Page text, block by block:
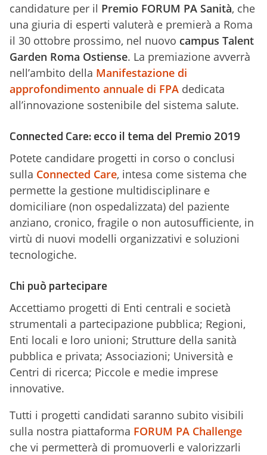
candidature per il Premio FORUM PA Sanità, che
una giuria di esperti valuterà e premierà a Roma
il 30 ottobre prossimo, nel nuovo campus Talent
Garden Roma Ostiense. La premiazione avverrà
nell’ambito della Manifestazione di
approfondimento annuale di FPA dedicata
all’innovazione sostenibile del sistema salute.
Connected Care: ecco il tema del Premio 2019
Potete candidare progetti in corso o conclusi
sulla Connected Care, intesa come sistema che
permette la gestione multidisciplinare e
domiciliare (non ospedalizzata) del paziente
anziano, cronico, fragile o non autosufficiente, in
virtù di nuovi modelli organizzativi e soluzioni
tecnologiche.
Chi può partecipare
Accettiamo progetti di Enti centrali e società
strumentali a partecipazione pubblica; Regioni,
Enti locali e loro unioni; Strutture della sanità
pubblica e privata; Associazioni; Università e
Centri di ricerca; Piccole e medie imprese
innovative.
Tutti i progetti candidati saranno subito visibili
sulla nostra piattaforma FORUM PA Challenge
che vi permetterà di promuoverli e valorizzarli